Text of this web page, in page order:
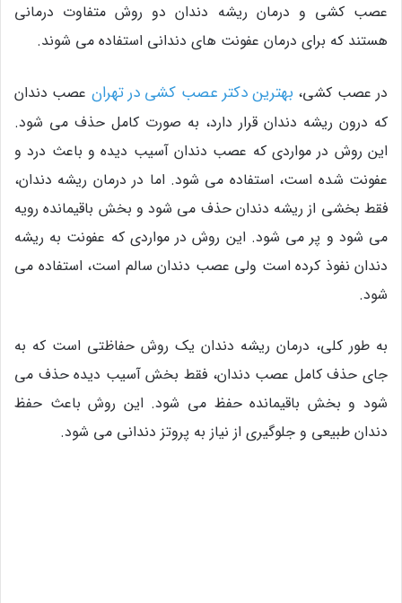
عصب کشی و درمان ریشه دندان دو روش متفاوت درمانی
هستند که برای درمان عفونت های دندانی استفاده می شوند.
در عصب کشی، بهترین دکتر عصب کشی در تهران عصب دندان
که درون ریشه دندان قرار دارد، به صورت کامل حذف می شود.
این روش در مواردی که عصب دندان آسیب دیده و باعث درد و
عفونت شده است، استفاده می شود. اما در درمان ریشه دندان،
فقط بخشی از ریشه دندان حذف می شود و بخش باقیمانده رویه
می شود و پر می شود. این روش در مواردی که عفونت به ریشه
دندان نفوذ کرده است ولی عصب دندان سالم است، استفاده می
شود.
به طور کلی، درمان ریشه دندان یک روش حفاظتی است که به
جای حذف کامل عصب دندان، فقط بخش آسیب دیده حذف می
شود و بخش باقیمانده حفظ می شود. این روش باعث حفظ
دندان طبیعی و جلوگیری از نیاز به پروتز دندانی می شود.